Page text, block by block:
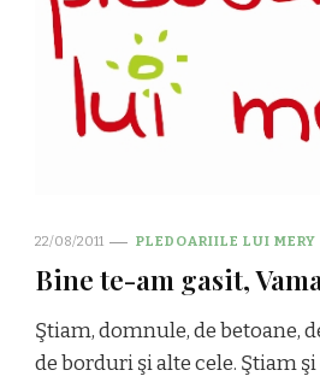
22/08/2011 PLEDOARIILE LUI MERY
Bine te-am gasit,
Ştiam, domnule, de betoane,
de borduri şi alte cele. Ştiam